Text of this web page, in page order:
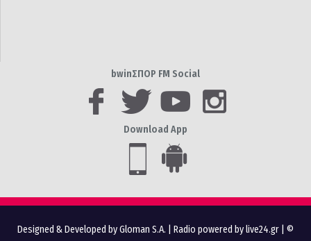
bwinΣΠΟΡ FM Social
Download App
Designed & Developed by Gloman S.A. Radio powered by live24.gr | ©